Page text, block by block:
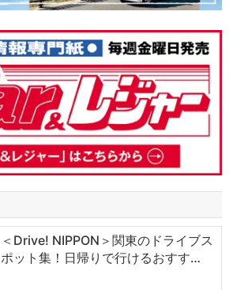
＜Drive! NIPPON＞関東のドライブス
ポット集！日帰りで行けるおすす…